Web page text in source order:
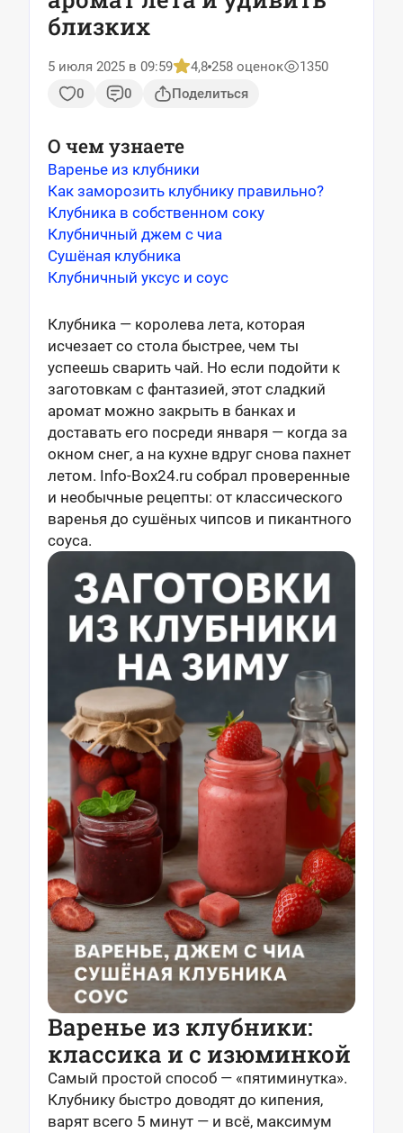
близких
5 июля 2025 в 09:59 4,8 258 оценок
1350
0
0 Поделиться
О чем узнаете
Варенье из клубники
Как заморозить клубнику правильно?
Клубника в собственном соку
Клубничный джем с чиа
Сушёная клубника
Клубничный уксус и соус
Клубника — королева лета, которая
исчезает со стола быстрее, чем ты
успеешь сварить чай. Но если подойти к
заготовкам с фантазией, этот сладкий
аромат можно закрыть в банках и
доставать его посреди января — когда за
окном снег, а на кухне вдруг снова пахнет
летом. Info-Box24.ru собрал проверенные
и необычные рецепты: от классического
варенья до сушёных чипсов и пикантного
соуса.
Варенье из клубники:
классика и с изюминкой
Самый простой способ — «пятиминутка».
Клубнику быстро доводят до кипения,
варят всего 5 минут — и всё, максимум